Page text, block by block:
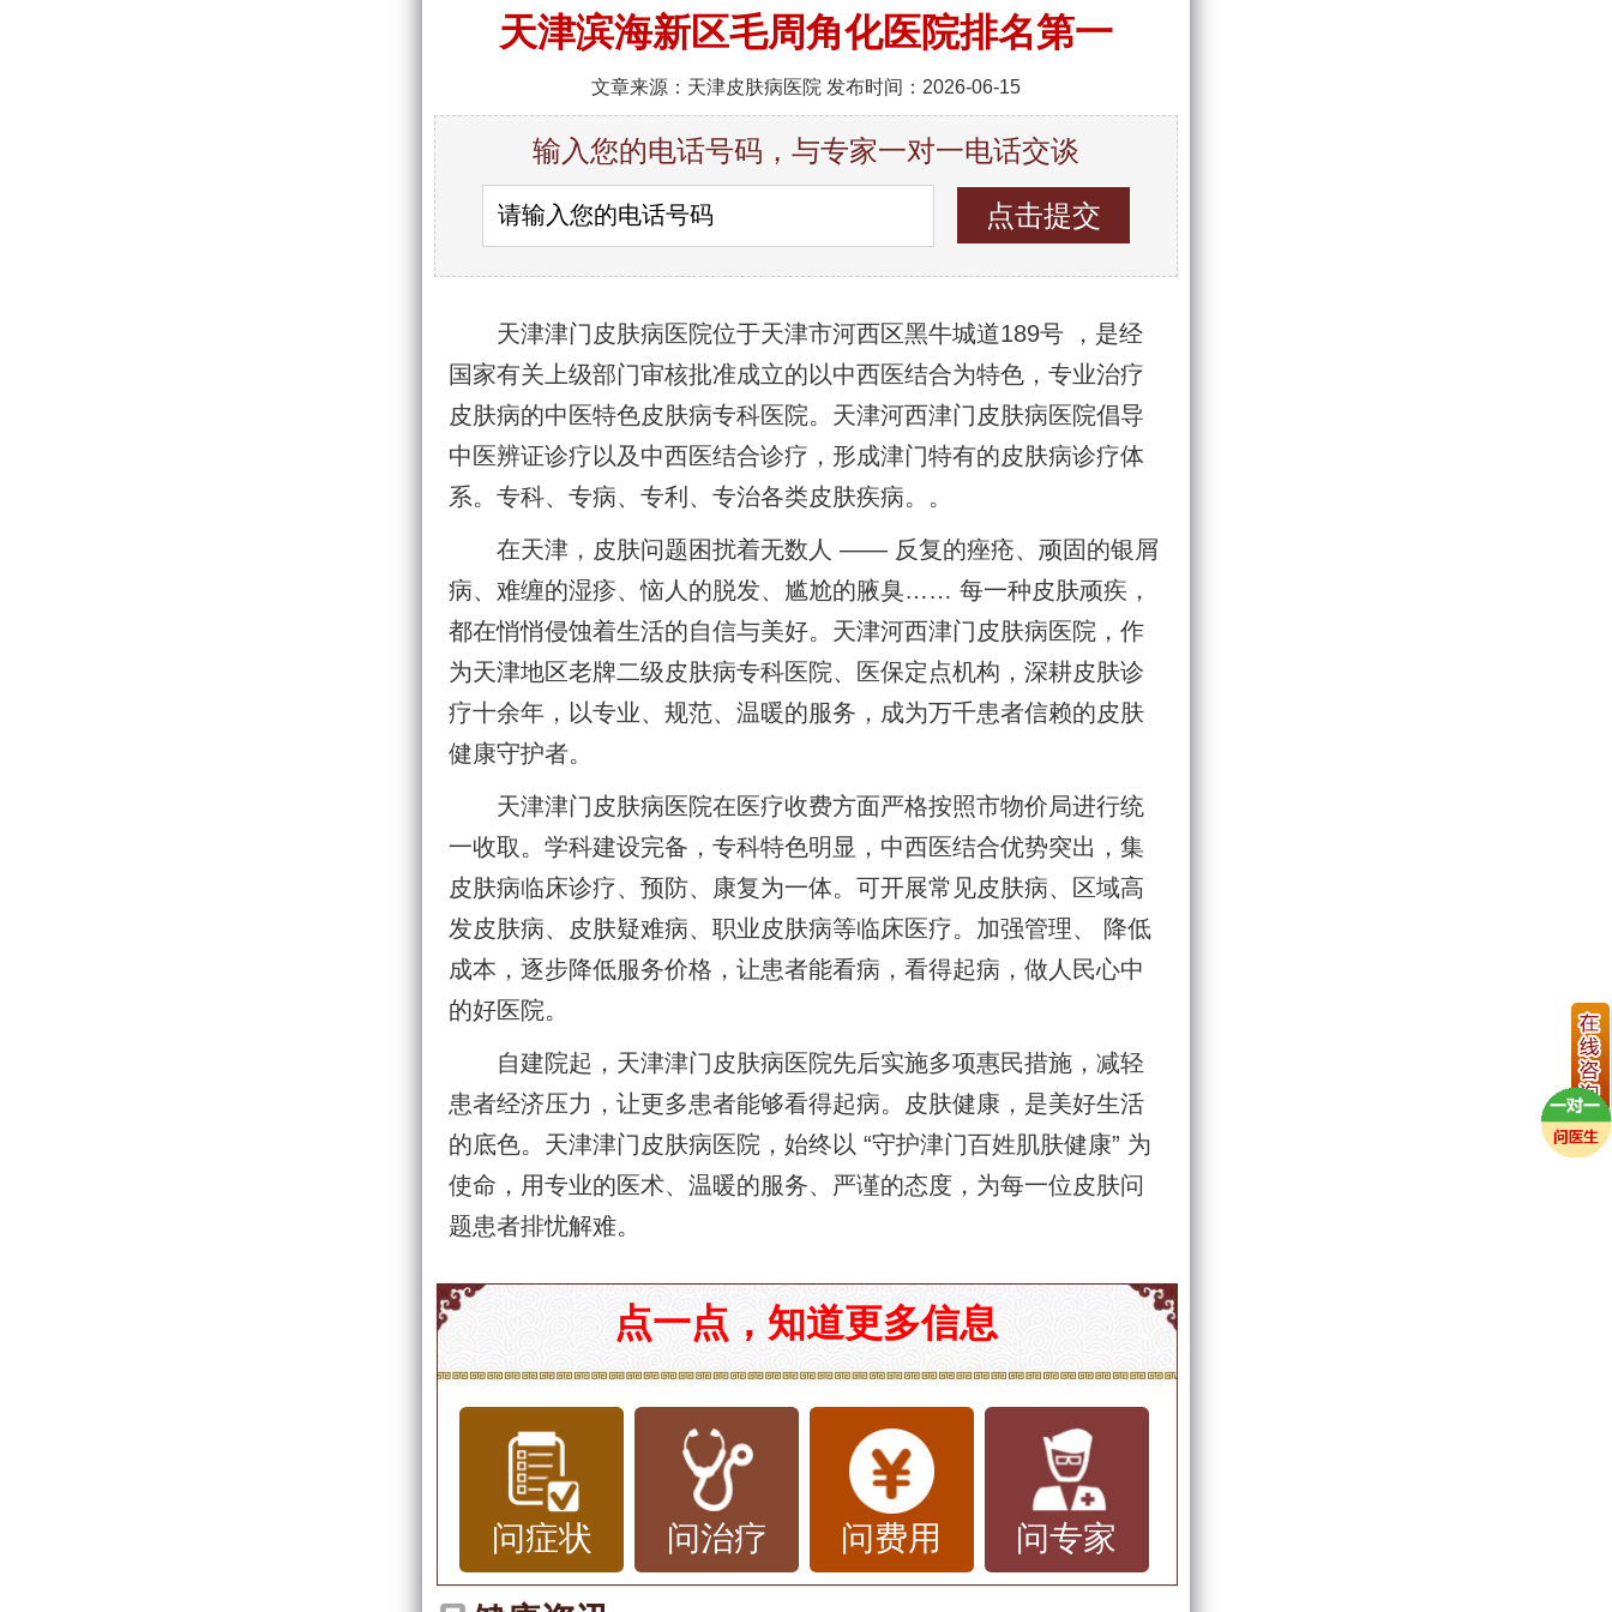
天津滨海新区毛周角化医院排名第一
文章来源：天津皮肤病医院 发布时间：2026-06-15
输入您的电话号码，与专家一对一电话交谈
天津津门皮肤病医院位于天津市河西区黑牛城道189号 ，是经
国家有关上级部门审核批准成立的以中西医结合为特色，专业治疗
皮肤病的中医特色皮肤病专科医院。天津河西津门皮肤病医院倡导
中医辨证诊疗以及中西医结合诊疗，形成津门特有的皮肤病诊疗体
系。专科、专病、专利、专治各类皮肤疾病。。
在天津，皮肤问题困扰着无数人 —— 反复的痤疮、顽固的银屑
病、难缠的湿疹、恼人的脱发、尴尬的腋臭…… 每一种皮肤顽疾，
都在悄悄侵蚀着生活的自信与美好。天津河西津门皮肤病医院，作
为天津地区老牌二级皮肤病专科医院、医保定点机构，深耕皮肤诊
疗十余年，以专业、规范、温暖的服务，成为万千患者信赖的皮肤
健康守护者。
天津津门皮肤病医院在医疗收费方面严格按照市物价局进行统
一收取。学科建设完备，专科特色明显，中西医结合优势突出，集
皮肤病临床诊疗、预防、康复为一体。可开展常见皮肤病、区域高
发皮肤病、皮肤疑难病、职业皮肤病等临床医疗。加强管理、 降低
成本，逐步降低服务价格，让患者能看病，看得起病，做人民心中
的好医院。
自建院起，天津津门皮肤病医院先后实施多项惠民措施，减轻
患者经济压力，让更多患者能够看得起病。皮肤健康，是美好生活
的底色。天津津门皮肤病医院，始终以 “守护津门百姓肌肤健康” 为
使命，用专业的医术、温暖的服务、严谨的态度，为每一位皮肤问
题患者排忧解难。
点一点，知道更多信息
问症状 问治疗 问费用 问专家